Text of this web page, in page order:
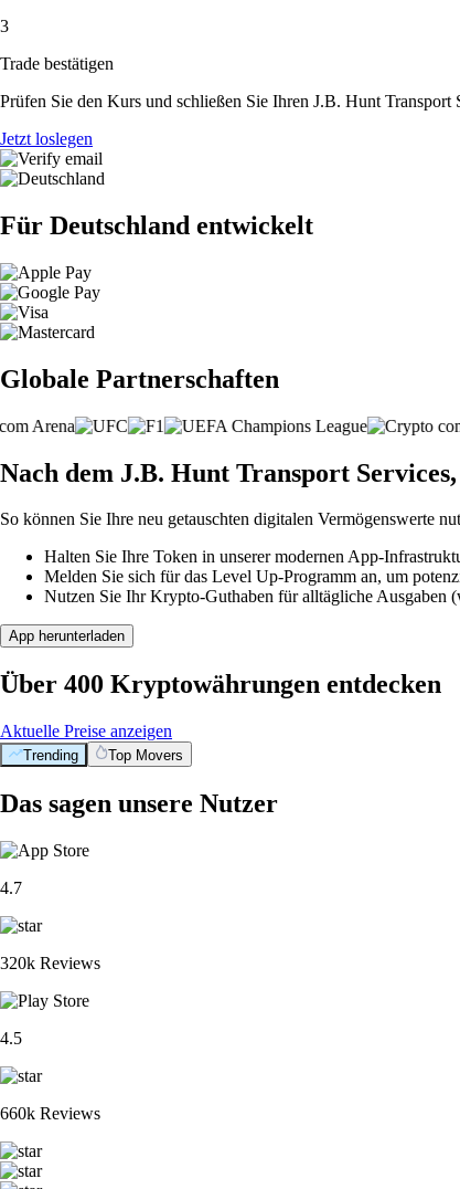
3
Trade bestätigen
Prüfen Sie den Kurs und schließen Sie Ihren J.B. Hunt
Jetzt loslegen
Für Deutschland entwickelt
Globale Partnerschaften
Nach dem J.B. Hunt Transport
So können Sie Ihre neu getauschten digitalen Vermögenswerte
Halten Sie Ihre Token in unserer modernen App-
Melden Sie sich für das Level Up-Programm an, um
Nutzen Sie Ihr Krypto-Guthaben für alltägliche Ausgaben
App herunterladen
Über 400 Kryptowährungen entdecken
Aktuelle Preise anzeigen
Trending Top Movers
Das sagen unsere Nutzer
4.7
320k Reviews
4.5
660k Reviews